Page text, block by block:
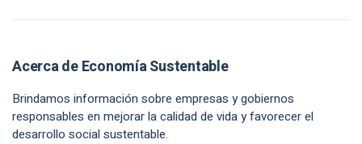
Acerca de Economía Sustentable
Brindamos información sobre empresas y gobiernos
responsables en mejorar la calidad de vida y favorecer el
desarrollo social sustentable.